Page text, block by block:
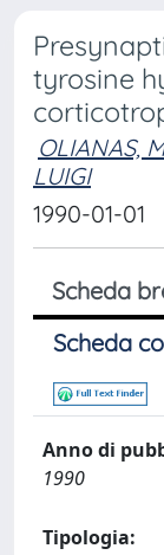
tyrosine
OLIANAS,
LUIGI
1990-01-01
Scheda
Scheda
Anno di
1990
Tipologia: